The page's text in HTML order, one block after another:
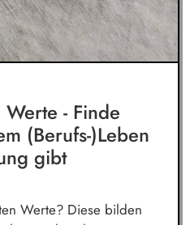
- Finde
(Berufs-)Leben
gibt
Werte? Diese bilden